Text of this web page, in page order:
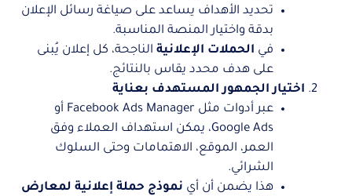
تحديد الأهداف يساعد على صياغة رسائل الإعلان
بدقة واختيار المنصة المناسبة.
في الحملات الإعلانية الناجحة، كل إعلان يُبنى
على هدف محدد يقاس بالنتائج.
اختيار الجمهور المستهدف بعناية
عبر أدوات مثل Facebook Ads Manager أو
Google Ads، يمكن استهداف العملاء وفق
العمر، الموقع، الاهتمامات وحتى السلوك
الشرائي.
هذا يضمن أن أي نموذج حملة إعلانية لمعارض